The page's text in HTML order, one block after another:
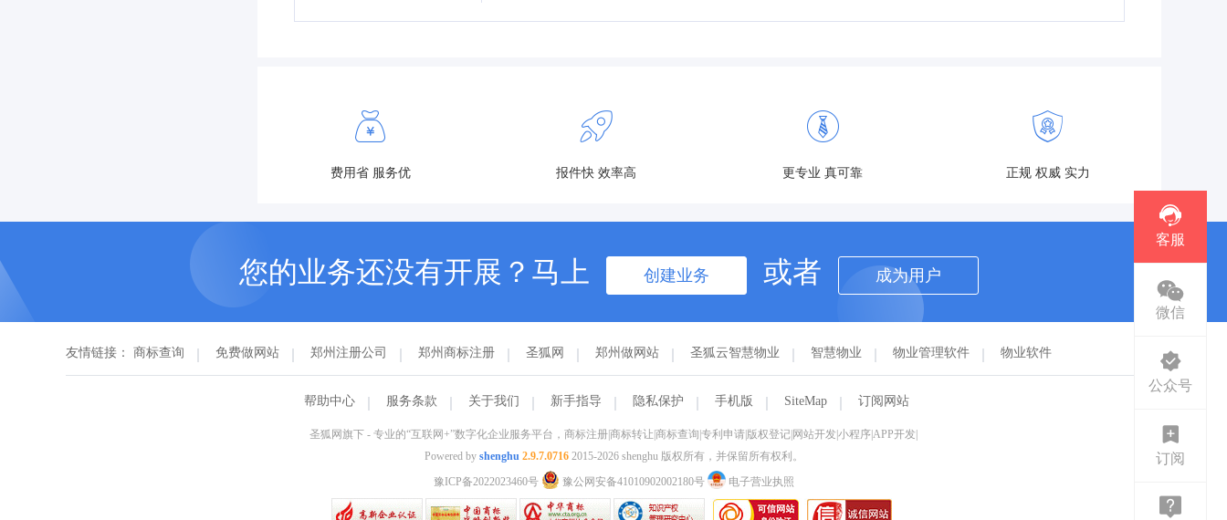
费用省 服务优 报件快 效率高 更专业 真可靠 正规 权威 实力
您的业务还没有开展？马上 创建业务 或者 成为用户
友情链接： 商标查询 免费做网站 郑州注册公司 郑州商标注册 圣狐网 郑州做网站 圣狐云智慧物业 智慧物业 物业管理软件 物业软件
帮助中心 服务条款 关于我们 新手指导 隐私保护 手机版 SiteMap 订阅网站
圣狐网旗下 - 专业的“互联网+”数字化企业服务平台，商标注册|商标转让|商标查询|专利申请|版权登记|网站开发|小程序|APP开发|
Powered by shenghu 2.9.7.07162015-2026 shenghu 版权所有，并保留所有权利。
豫ICP备2022023460号
豫公网安备41010902002180号 电子营业执照
客服
微信
公众号
订阅